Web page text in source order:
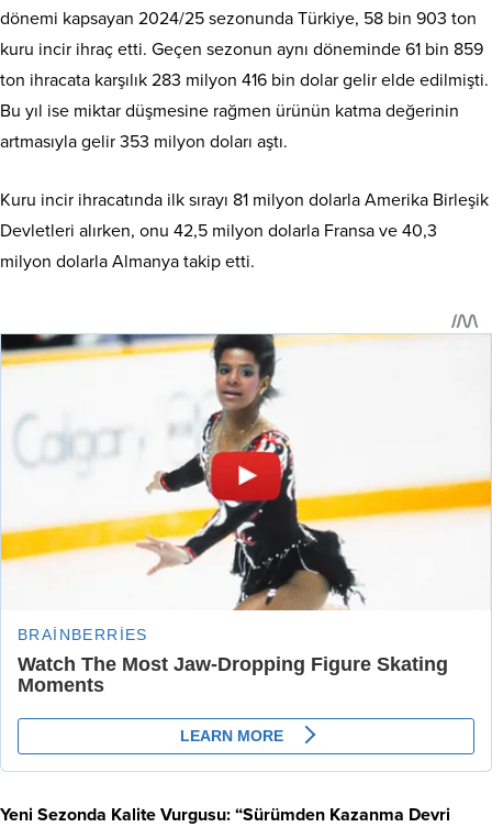
dönemi kapsayan 2024/25 sezonunda Türkiye, 58 bin 903 ton
kuru incir ihraç etti. Geçen sezonun aynı döneminde 61 bin 859
ton ihracata karşılık 283 milyon 416 bin dolar gelir elde edilmişti.
Bu yıl ise miktar düşmesine rağmen ürünün katma değerinin
artmasıyla gelir 353 milyon doları aştı.
Kuru incir ihracatında ilk sırayı 81 milyon dolarla Amerika Birleşik
Devletleri alırken, onu 42,5 milyon dolarla Fransa ve 40,3
milyon dolarla Almanya takip etti.
Yeni Sezonda Kalite Vurgusu: “Sürümden Kazanma Devri